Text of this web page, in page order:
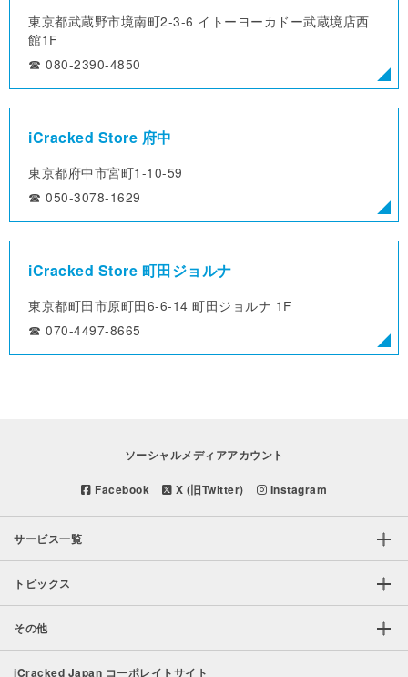
東京都武蔵野市境南町2-3-6 イトーヨーカドー武蔵境店西
館1F
☎︎ 080-2390-4850
iCracked Store 府中
東京都府中市宮町1-10-59
☎︎ 050-3078-1629
iCracked Store 町田ジョルナ
東京都町田市原町田6-6-14 町田ジョルナ 1F
☎︎ 070-4497-8665
ソーシャルメディアアカウント
Facebook X (旧Twitter) Instagram
サービス一覧
トピックス
その他
iCracked Japan コーポレイトサイト